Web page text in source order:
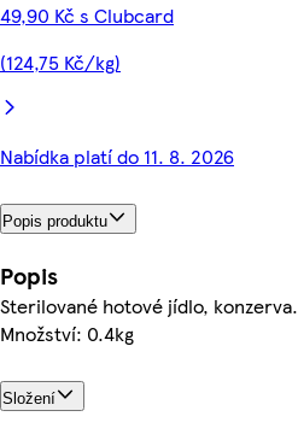
49,90 Kč s Clubcard
(124,75 Kč/kg)
Nabídka platí do 11. 8. 2026
Popis produktu
Popis
Sterilované hotové jídlo, konzerva.
Množství: 0.4kg
Složení